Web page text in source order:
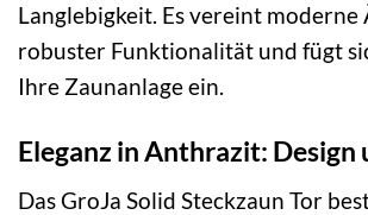
Langlebigkeit. Es vereint
robuster Funktionalität und fügt
Ihre Zaunanlage ein.
Eleganz in Anthrazit: Design
Das GroJa Solid Steckzaun Tor